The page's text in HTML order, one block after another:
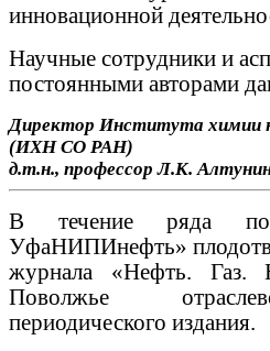
инновационной
Научные сотрудники и
постоянными авторами
Директор Института химии
(ИХН СО РАН)
д.т.н., профессор Л.К.
В течение ряда
УфаНИПИнефть»
журнала «Нефть. Газ.
Поволжье
периодического издания.